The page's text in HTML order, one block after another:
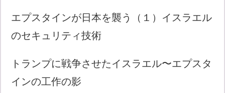
エプスタインが日本を襲う（１）イスラエル
のセキュリティ技術
トランプに戦争させたイスラエル〜エプスタ
インの工作の影